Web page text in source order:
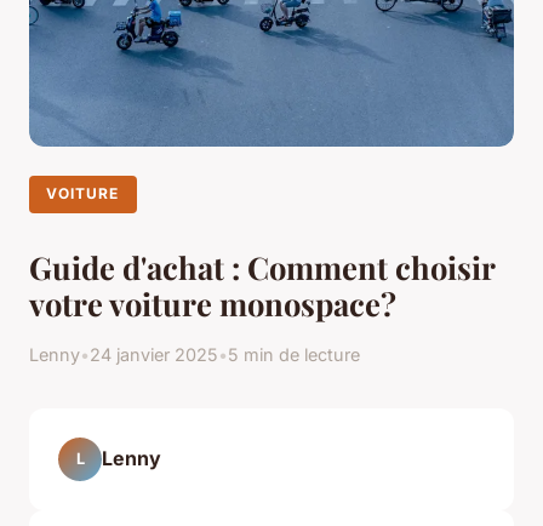
VOITURE
Guide d'achat : Comment choisir
votre voiture monospace?
Lenny•24 janvier 2025•5 min de lecture
L Lenny